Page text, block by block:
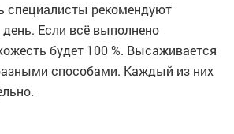
специалисты рекомендуют
Если всё выполнено
будет 100 %. Высаживается
способами. Каждый из них